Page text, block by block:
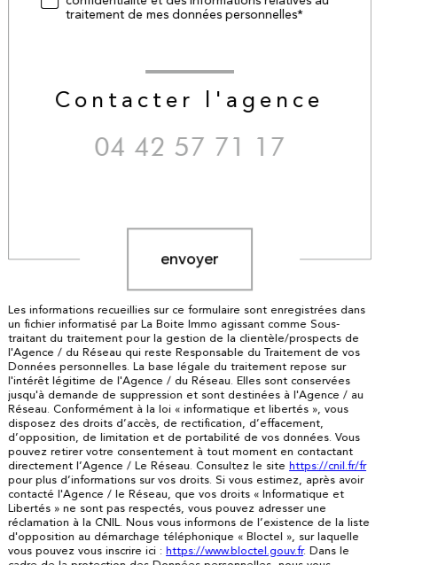
traitement de mes données personnelles*
Contacter l'agence
04 42 57 71 17
envoyer
Les informations recueillies sur ce formulaire sont enregistrées dans
un fichier informatisé par La Boite Immo agissant comme Sous-
traitant du traitement pour la gestion de la clientèle/prospects de
l'Agence / du Réseau qui reste Responsable du Traitement de vos
Données personnelles. La base légale du traitement repose sur
l'intérêt légitime de l'Agence / du Réseau. Elles sont conservées
jusqu'à demande de suppression et sont destinées à l'Agence / au
Réseau. Conformément à la loi « informatique et libertés », vous
disposez des droits d’accès, de rectification, d’effacement,
d’opposition, de limitation et de portabilité de vos données. Vous
pouvez retirer votre consentement à tout moment en contactant
directement l’Agence / Le Réseau. Consultez le site https://cnil.fr/fr
pour plus d’informations sur vos droits. Si vous estimez, après avoir
contacté l'Agence / le Réseau, que vos droits « Informatique et
Libertés » ne sont pas respectés, vous pouvez adresser une
réclamation à la CNIL. Nous vous informons de l’existence de la liste
d'opposition au démarchage téléphonique « Bloctel », sur laquelle
vous pouvez vous inscrire ici : https://www.bloctel.gouv.fr. Dans le